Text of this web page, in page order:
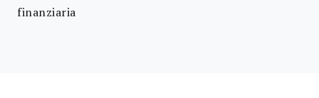
finanziaria